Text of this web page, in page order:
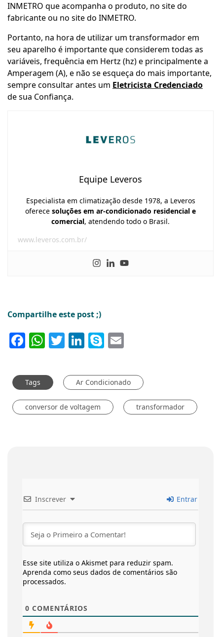
INMETRO que acompanha o produto, no site do
fabricante ou no site do INMETRO.
Portanto, na hora de utilizar um transformador em
seu aparelho é importante que considerem todas as
variáveis, frequência em Hertz (hz) e principalmente a
Amperagem (A), e não se esqueça do mais importante,
sempre consultar antes um Eletricista Credenciado
de sua Confiança.
Equipe Leveros
Especialista em climatização desde 1978, a Leveros
oferece soluções em ar-condicionado residencial e
comercial, atendendo todo o Brasil.
www.leveros.com.br/
Compartilhe este post ;)
Facebook
WhatsApp
Twitter
LinkedIn
Skype
Tags Ar Condicionado
conversor de voltagem transformador
Inscrever Entrar
Esse site utiliza o Akismet para reduzir spam.
Aprenda como seus dados de comentários são
processados.
0 COMENTÁRIOS